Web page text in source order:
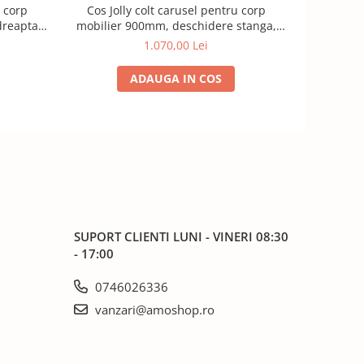
corp
Cos Jolly colt carusel pentru corp
mobilier 900mm, deschidere stanga,
crom
1.070,00 Lei
ADAUGA IN COS
SUPORT CLIENTI LUNI - VINERI 08:30
- 17:00
0746026336
vanzari@amoshop.ro